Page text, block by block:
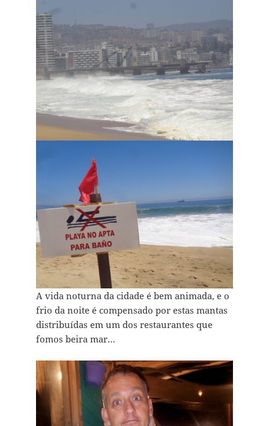
A vida noturna da cidade é bem animada, e o
frio da noite é compensado por estas mantas
distribuídas em um dos restaurantes que
fomos beira mar…